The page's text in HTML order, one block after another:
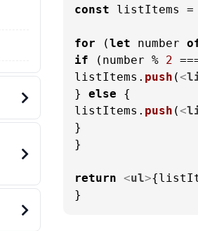
const listItems
for (let number
if (number % 2
listItems. push (<
} else {
listItems. push (<
}
}
return <ul>
}